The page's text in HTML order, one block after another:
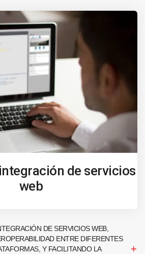
de servicios
web
DE SERVICIOS WEB,
ENTRE DIFERENTES
Y FACILITANDO LA